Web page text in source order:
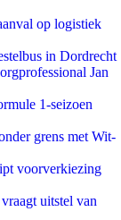
op logistiek
in Dordrecht
Jan
1-seizoen
grens met Wit-
voorverkiezing
uitstel van